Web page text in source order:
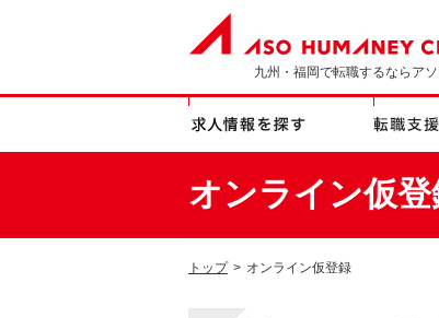
九州・福岡で転職するならア
オンライン仮登
トップ > オンライン仮登録